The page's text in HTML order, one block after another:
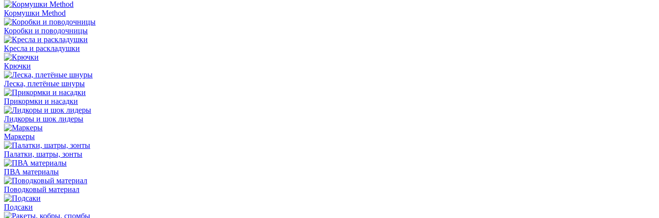
Кормушки Method
Коробки и поводочницы
Кресла и раскладушки
Крючки
Леска, плетёные шнуры
Прикормки и насадки
Лидкоры и шок лидеры
Маркеры
Палатки, шатры, зонты
ПВА материалы
Поводковый материал
Подсаки